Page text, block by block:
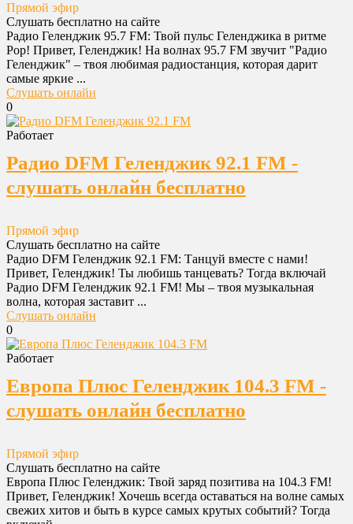
Прямой эфир
Слушать бесплатно на сайте
Радио Геленджик 95.7 FM: Твой пульс Геленджика в ритме
Pop! Привет, Геленджик! На волнах 95.7 FM звучит "Радио
Геленджик" – твоя любимая радиостанция, которая дарит
самые яркие ...
Слушать онлайн
0
Работает
Радио DFM Геленджик 92.1 FM -
слушать онлайн бесплатно
Прямой эфир
Слушать бесплатно на сайте
Радио DFM Геленджик 92.1 FM: Танцуй вместе с нами!
Привет, Геленджик! Ты любишь танцевать? Тогда включай
Радио DFM Геленджик 92.1 FM! Мы – твоя музыкальная
волна, которая заставит ...
Слушать онлайн
0
Работает
Европа Плюс Геленджик 104.3 FM -
слушать онлайн бесплатно
Прямой эфир
Слушать бесплатно на сайте
Европа Плюс Геленджик: Твой заряд позитива на 104.3 FM!
Привет, Геленджик! Хочешь всегда оставаться на волне самых
свежих хитов и быть в курсе самых крутых событий? Тогда